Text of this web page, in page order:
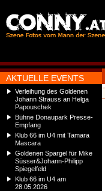
AKTUELLE EVENTS
Verleihung des Goldenen
Johann Strauss an Helga
Papouschek
Bühne Donaupark Presse-
Empfang
Klub 66 im U4 mit Tamara
Mascara
Goldenen Spargel für Mike
Süsser&Johann-Philipp
Spiegelfeld
Klub 66 im U4 am
28.05.2026